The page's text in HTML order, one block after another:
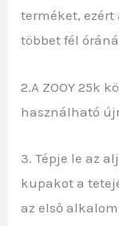
terméket, ezért
többet fél
2.A ZOOY 25k
használható
3. Tépje le az
kupakot a
az első